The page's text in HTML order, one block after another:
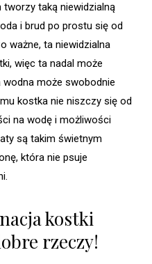
taką niewidzialną
i brud po prostu się od
ważne, ta niewidzialna
więc ta nadal może
wodna może swobodnie
kostka nie niszczy się od
na wodę i możliwości
są takim świetnym
która nie psuje
kostki
rzeczy!